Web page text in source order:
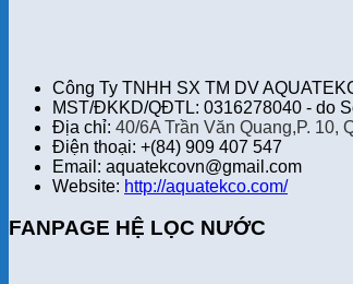
Công Ty TNHH SX TM DV
MST/ĐKKD/QĐTL: 0316278040 - do
Địa chỉ: 40/6A Trần Văn Quang,P. 10,
Điện thoại: +(84) 909 407 547
Email: aquatekcovn@gmail.com
Website: http://aquatekco.com/
FANPAGE HỆ LỌC NƯỚC